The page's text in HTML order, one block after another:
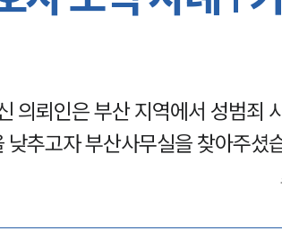
의뢰인은 부산 지역에서 성범죄
추고자 부산사무실을 찾아주셨